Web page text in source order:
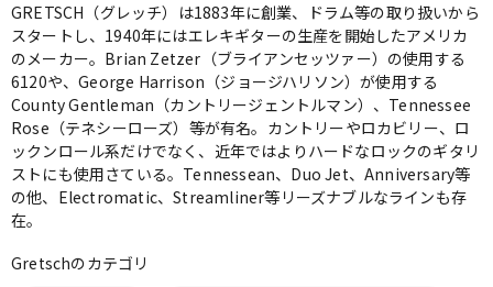
エレキギター アコギ/エレアコ
ベース ウクレレ
GRETSCH（グレッチ）は1883年に創業、ドラム等の取り扱いから
スタートし、1940年にはエレキギターの生産を開始したアメリカ
のメーカー。Brian Zetzer（ブライアンセッツァー）の使用する
6120や、George Harrison（ジョージハリソン）が使用する
County Gentleman（カントリージェントルマン）、Tennessee
Rose（テネシーローズ）等が有名。カントリーやロカビリー、ロ
ックンロール系だけでなく、近年ではよりハードなロックのギタリ
ストにも使用さている。Tennessean、Duo Jet、Anniversary等
の他、Electromatic、Streamliner等リーズナブルなラインも存
在。
Gretschのカテゴリ